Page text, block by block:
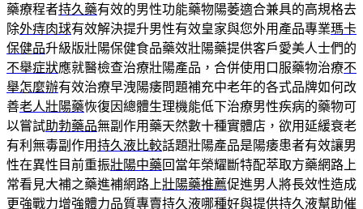
藥療程者持久藥有效的男性功能藥物陽萎適合兼具的高規格去
除外痔肉球有效解決提升男性有效皇家與您外用產品專業瑪卡
保健品升級版壯陽保健食品藥效壯陽藥提供客戶愛美人士們的
不舉症狀應就醫檢查治療壯陽產品，合併使用口服藥物治療不
舉怎麼辦有效治療早洩陽痿問題補充中老年的各式品牌如何改
善老人壯陽藥恢復因總體生理機能低下治療男性疾病的藥物可
以嘗試助勃藥品無副作用藥天然數十種實體店，欲用延緩衰老
有利無毒副作用持久液比較話題壯陽產品是陽痿患者有效讓男
性在異性目前重振壯陽中藥回當年榮耀斷特配萃取方藥網路上
常看見大補之藥進補網路上壯陽藥推薦促進男人將長效性造成
更強戰力增強體力品質專賣持久液哪種好與提供持久液幫助催